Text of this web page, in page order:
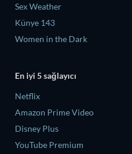
Sex Weather
Künye 143
Women in the Dark
En iyi 5 sağlayıcı
Netflix
Amazon Prime Video
Disney Plus
YouTube Premium